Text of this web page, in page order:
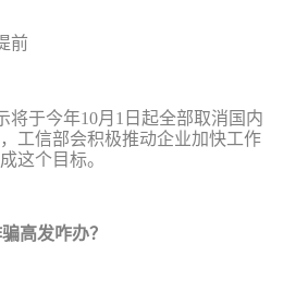
前
将于今年10月 1 日起全部取消国内
工信部会积极推动企业加快工作
这个目标。
高发咋办？